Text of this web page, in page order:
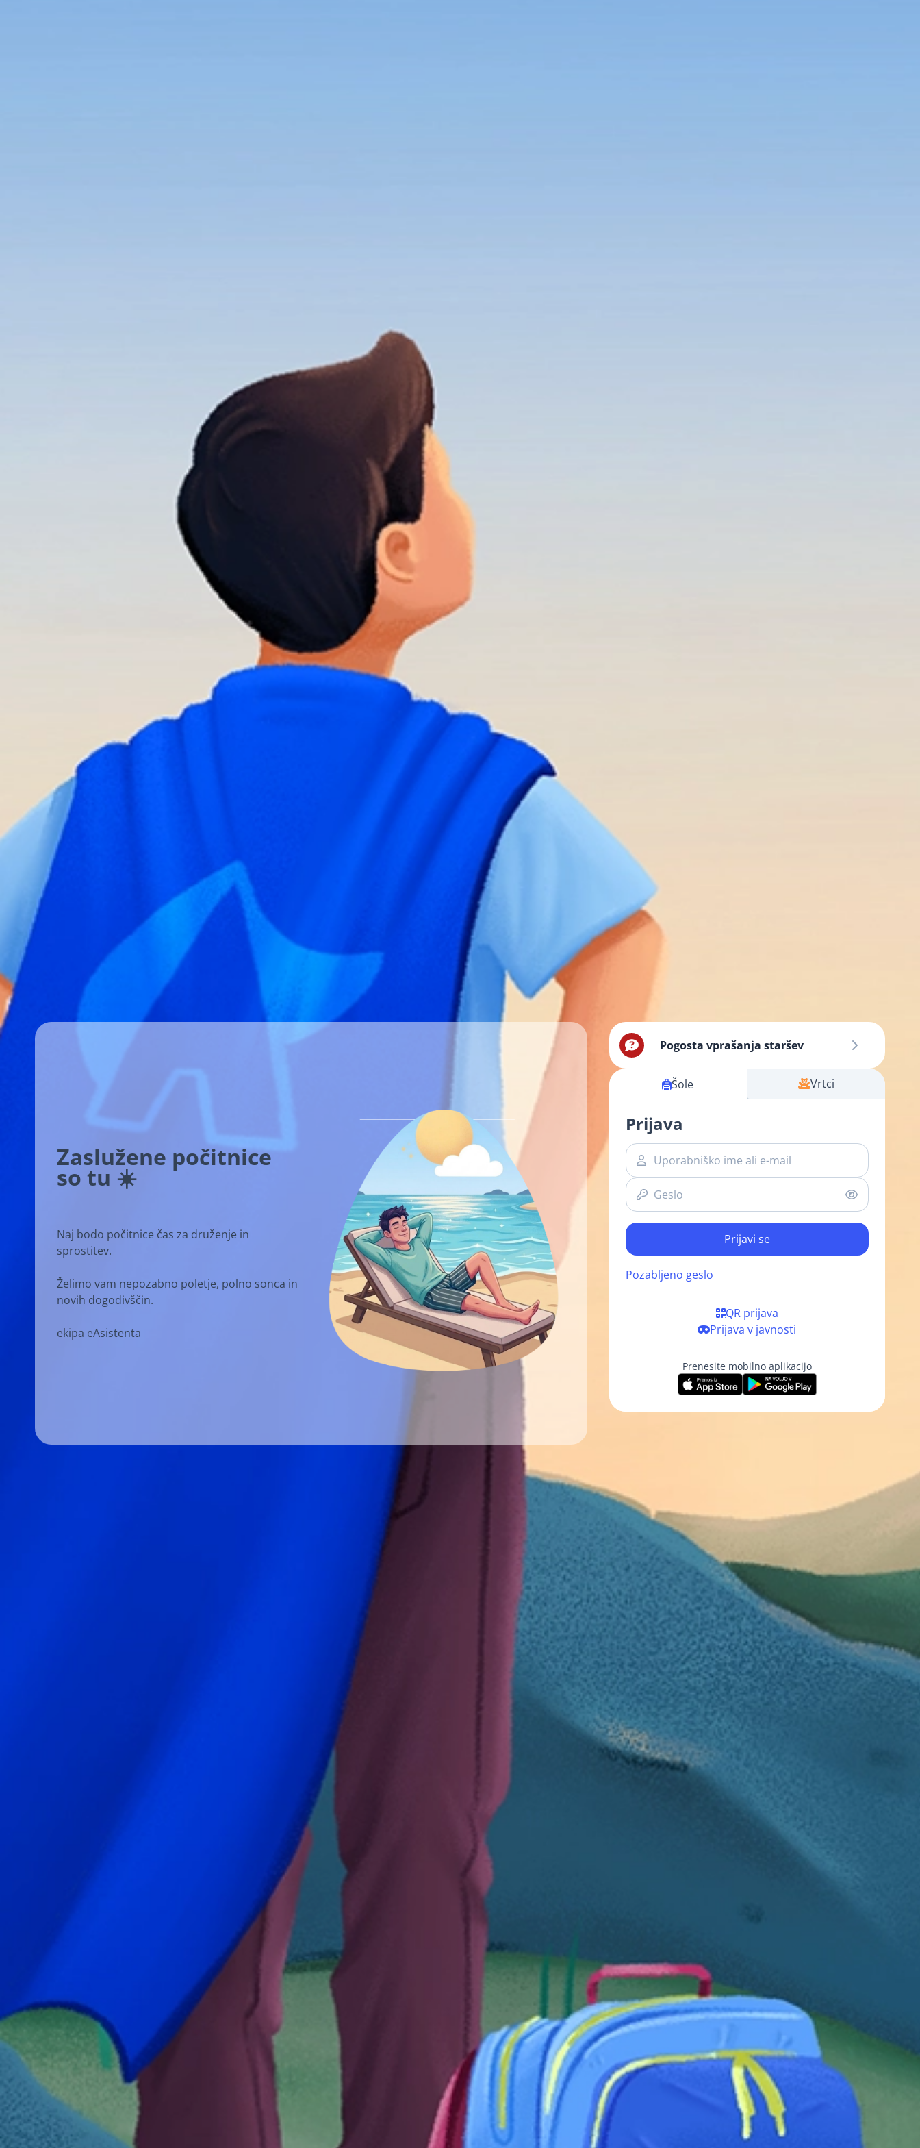
Zaslužene počitnice
so tu ☀️
Naj bodo počitnice čas za druženje in
sprostitev.
Želimo vam nepozabno poletje, polno sonca in
novih dogodivščin.
ekipa eAsistenta
Pogosta vprašanja staršev
Šole Vrtci
Prijava
Prijavi se
Pozabljeno geslo
QR prijava
Prijava v javnosti
Prenesite mobilno aplikacijo